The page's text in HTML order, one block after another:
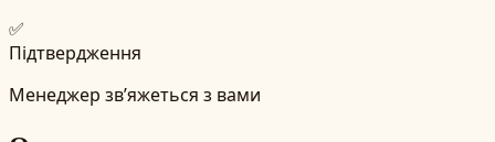
✅
Підтвердження
Менеджер зв’яжеться з вами